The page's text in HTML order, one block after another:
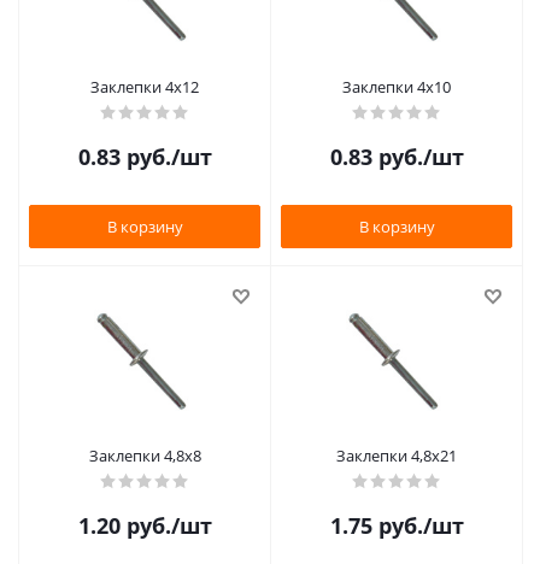
Заклепки 4х12
0.83руб./шт
В корзину
Заклепки 4х10
0.83руб./шт
В корзину
Заклепки 4,8х8
1.20руб./шт
Заклепки 4,8х21
1.75руб./шт